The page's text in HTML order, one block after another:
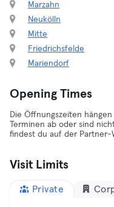
Marzahn
Neukölln
Mitte
Friedrichsfelde
Mariendorf
Opening Times
Die Öffnungszeiten
Terminen ab oder sind
findest du auf der Partner-
Visit Limits
Private